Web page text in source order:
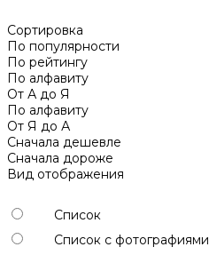
Сортировка
По популярности
По рейтингу
По алфавиту
От А до Я
По алфавиту
От Я до А
Сначала дешевле
Сначала дороже
Вид отображения
Список
Список с фотографиями